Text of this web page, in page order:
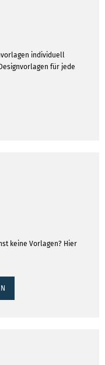
individuell
für jede
keine Vorlagen? Hier